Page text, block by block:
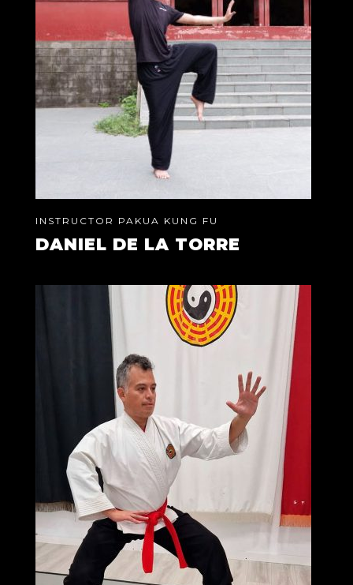
INSTRUCTOR PAKUA KUNG FU
DANIEL DE LA TORRE